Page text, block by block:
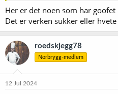
Tsjekkiske bryggerier dekokterer,
karbonering/modning.
Jeg tror at dette blir et vanskelig
kompleks, fyldig og søt, men
skal altså aldri være "sipping beer".
Her er det noen som har
Det er verken sukker eller
roedskjegg78
Norbrygg-medlem
12 Jul 2024